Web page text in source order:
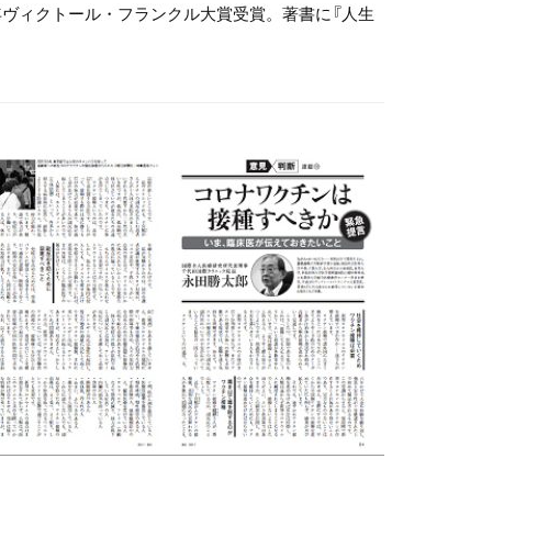
ィクトール・フランクル大賞受賞。著書に『人生